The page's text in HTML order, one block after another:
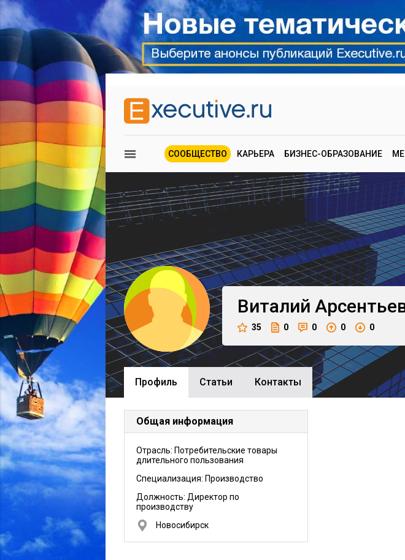
СООБЩЕСТВО КАРЬЕРА БИЗНЕС-ОБРАЗОВАНИЕ
Виталий
35 0 0 0 0
Профиль Cтатьи Контакты
Общая информация
Отрасль: Потребительские товары
длительного пользования
Специализация: Производство
Должность: Директор по
производству
Новосибирск